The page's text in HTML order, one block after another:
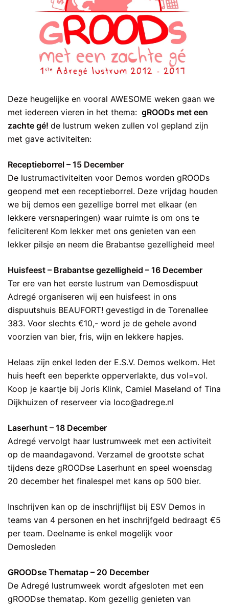
Deze heugelijke en vooral AWESOME weken gaan we
met iedereen vieren in het thema: gROODs met een
zachte gé! de lustrum weken zullen vol gepland zijn
met gave activiteiten:
Receptieborrel – 15 December
De lustrumactiviteiten voor Demos worden gROODs
geopend met een receptieborrel. Deze vrijdag houden
we bij demos een gezellige borrel met elkaar (en
lekkere versnaperingen) waar ruimte is om ons te
feliciteren! Kom lekker met ons genieten van een
lekker pilsje en neem die Brabantse gezelligheid mee!
Huisfeest – Brabantse gezelligheid – 16 December
Ter ere van het eerste lustrum van Demosdispuut
Adregé organiseren wij een huisfeest in ons
dispuutshuis BEAUFORT! gevestigd in de Torenallee
383. Voor slechts €10,- word je de gehele avond
voorzien van bier, fris, wijn en lekkere hapjes.
Helaas zijn enkel leden der E.S.V. Demos welkom. Het
huis heeft een beperkte opperverlakte, dus vol=vol.
Koop je kaartje bij Joris Klink, Camiel Maseland of Tina
Dijkhuizen of reserveer via loco@adrege.nl
Laserhunt – 18 December
Adregé vervolgt haar lustrumweek met een activiteit
op de maandagavond. Verzamel de grootste schat
tijdens deze gROODse Laserhunt en speel woensdag
20 december het finalespel met kans op 500 bier.
Inschrijven kan op de inschrijflijst bij ESV Demos in
teams van 4 personen en het inschrijfgeld bedraagt €5
per team. Deelname is enkel mogelijk voor
Demosleden
GROODse Thematap – 20 December
De Adregé lustrumweek wordt afgesloten met een
gROODse thematap. Kom gezellig genieten van